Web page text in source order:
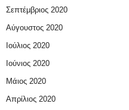
Σεπτέμβριος 2020
Αύγουστος 2020
Ιούλιος 2020
Ιούνιος 2020
Μάιος 2020
Απρίλιος 2020